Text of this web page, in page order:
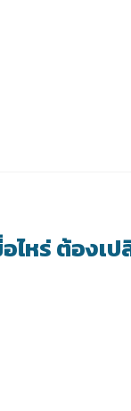
ไหร่ ต้องเ